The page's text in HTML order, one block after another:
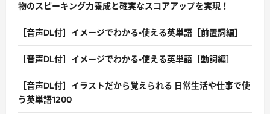
物のスピーキング力養成と確実なスコアアップを実現！
［音声DL付］イメージでわかる・使える英単語［前置詞編］
［音声DL付］イメージでわかる・使える英単語［動詞編］
［音声DL付］イラストだから覚えられる 日常生活や仕事で使
う英単語1200